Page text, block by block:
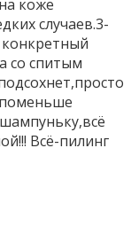
коже
случаев.3-
со спитым
Всё-пилинг